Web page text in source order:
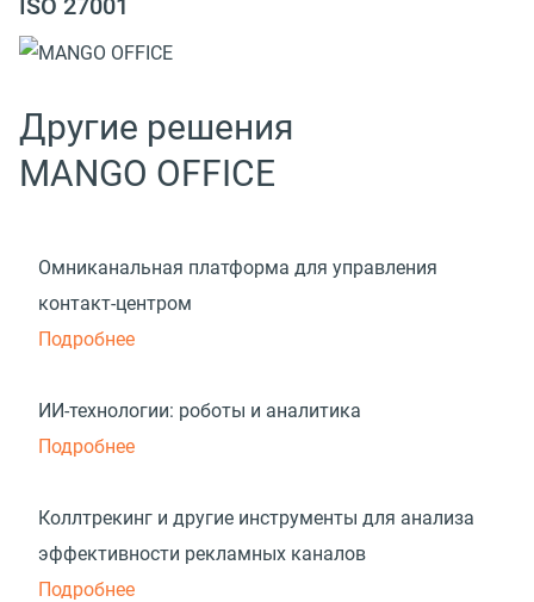
Другие решения
MANGO OFFICE
Омниканальная платформа для управления
контакт-центром
Подробнее
ИИ-технологии: роботы и аналитика
Подробнее
Коллтрекинг и другие инструменты для анализа
эффективности рекламных каналов
Подробнее